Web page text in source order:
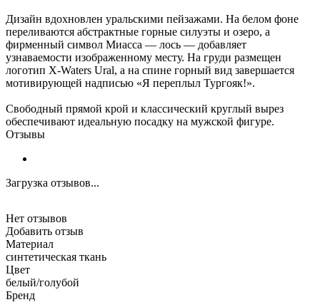
Дизайн вдохновлен уральскими пейзажами. На белом фоне
переливаются абстрактные горные силуэты и озеро, а
фирменный символ Миасса — лось — добавляет
узнаваемости изображенному месту. На груди размещен
логотип X-Waters Ural, а на спине горный вид завершается
мотивирующей надписью «Я переплыл Тургояк!».
Свободный прямой крой и классический круглый вырез
обеспечивают идеальную посадку на мужской фигуре.
Отзывы
Загрузка отзывов...
Нет отзывов
Добавить отзыв
Материал
синтетическая ткань
Цвет
белый/голубой
Бренд